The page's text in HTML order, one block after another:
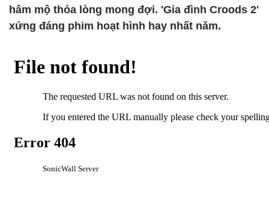
hâm mộ thỏa lòng mong đợi. 'Gia đình Croods 2'
xứng đáng phim hoạt hình hay nhất năm.